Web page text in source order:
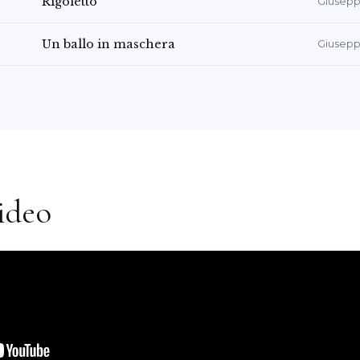
and Missa Coronation by Mozart,
by Verdi, Gloria by Vivaldi,
Club España, Circulo del Liceo,
Un ballo in maschera